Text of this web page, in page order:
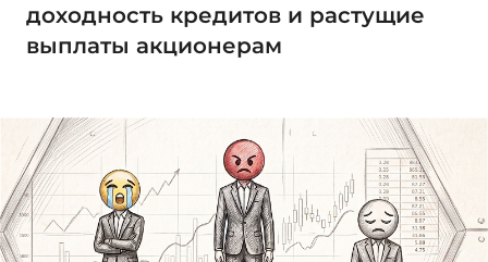
доходность кредитов и растущие
выплаты акционерам